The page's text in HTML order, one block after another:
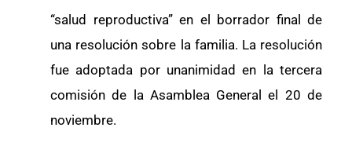
“salud reproductiva” en el borrador final de
una resolución sobre la familia. La resolución
fue adoptada por unanimidad en la tercera
comisión de la Asamblea General el 20 de
noviembre.